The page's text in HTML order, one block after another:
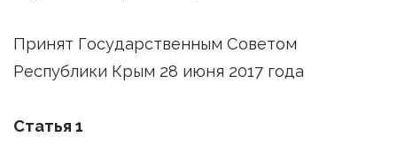
Принят Государственным Советом
Республики Крым 28 июня 2017 года
Статья 1